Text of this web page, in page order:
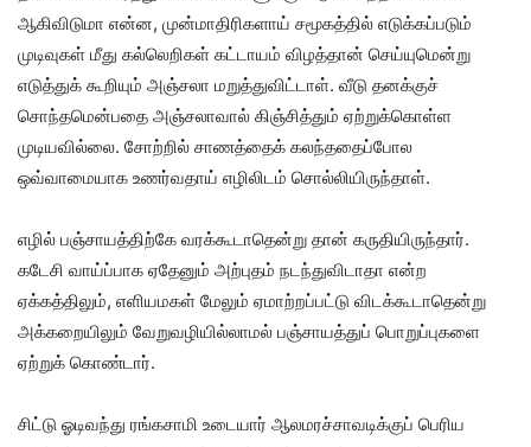
ஆகிவிடுமா என்ன, முன்மாதிரிகளாய் சமூகத்தில் எடுக்கப்படும்
முடிவுகள் மீது கல்லெறிகள் கட்டாயம் விழத்தான் செய்யுமென்று
எடுத்துக் கூறியும் அஞ்சலா மறுத்துவிட்டாள். வீடு தனக்குச்
சொந்தமென்பதை அஞ்சலாவால் கிஞ்சித்தும் ஏற்றுக்கொள்ள
முடியவில்லை. சோற்றில் சாணத்தைக் கலந்ததைப்போல
ஒவ்வாமையாக உணர்வதாய் எழிலிடம் சொல்லியிருந்தாள்.
எழில் பஞ்சாயத்திற்கே வரக்கூடாதென்று தான் கருதியிருந்தார்.
கடேசி வாய்ப்பாக ஏதேனும் அற்புதம் நடந்துவிடாதா என்ற
ஏக்கத்திலும், எளியமகள் மேலும் ஏமாற்றப்பட்டு விடக்கூடாதென்று
அக்கறையிலும் வேறுவழியில்லாமல் பஞ்சாயத்துப் பொறுப்புகளை
ஏற்றுக் கொண்டார்.
சிட்டு ஓடிவந்து ரங்கசாமி உடையார் ஆலமரச்சாவடிக்குப் பெரிய